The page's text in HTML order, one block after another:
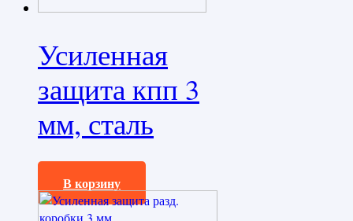
Усиленная
защита кпп 3
мм, сталь
6400,0₽
В корзину